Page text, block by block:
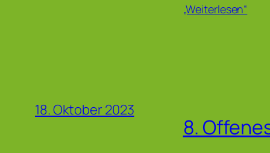
„Weiterlesen“
18. Oktober 2023
8.